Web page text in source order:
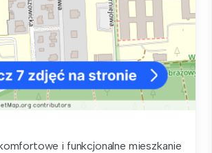
i funkcjonalne mieszkanie